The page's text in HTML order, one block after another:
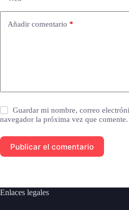
Añadir comentario *
Guardar mi nombre, correo
navegador la próxima vez que comente.
Publicar el comentario
Enlaces legales